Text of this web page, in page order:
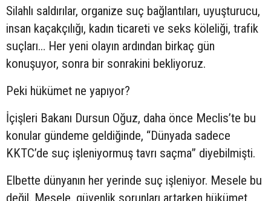
Silahlı saldırılar, organize suç bağlantıları, uyuşturucu,
insan kaçakçılığı, kadın ticareti ve seks köleliği, trafik
suçları… Her yeni olayın ardından birkaç gün
konuşuyor, sonra bir sonrakini bekliyoruz.
Peki hükümet ne yapıyor?
İçişleri Bakanı Dursun Oğuz, daha önce Meclis’te bu
konular gündeme geldiğinde, “Dünyada sadece
KKTC’de suç işleniyormuş tavrı saçma” diyebilmişti.
Elbette dünyanın her yerinde suç işleniyor. Mesele bu
değil. Mesele, güvenlik sorunları artarken hükümet